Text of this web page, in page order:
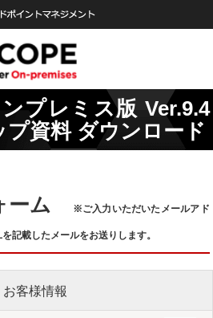
プレミス版 Ver.9.4
資料 ダウンロード
ーム ※ご入力いただいたメールアド
記載したメールをお送りします。
お客様情報